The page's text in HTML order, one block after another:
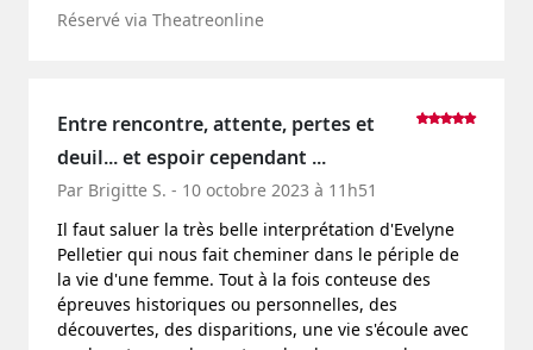
Réservé via Theatreonline
Entre rencontre, attente, pertes et
deuil... et espoir cependant ...
Par Brigitte S. - 10 octobre 2023 à 11h51
Il faut saluer la très belle interprétation d'Evelyne
Pelletier qui nous fait cheminer dans le périple de
la vie d'une femme. Tout à la fois conteuse des
épreuves historiques ou personnelles, des
découvertes, des disparitions, une vie s'écoule avec